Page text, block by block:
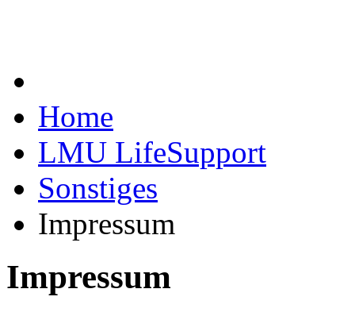
Home
LMU LifeSupport
Sonstiges
Impressum
Impressum